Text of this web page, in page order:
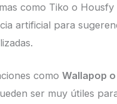
como Tiko o Housfy
artificial para
comoWallapop o
ser muy útiles